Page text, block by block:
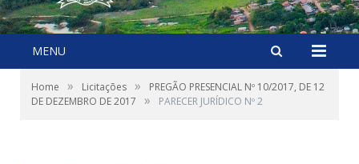
MENU
Home » Licitações »
PREGÃO PRESENCIAL Nº 10/2017, DE 12
DE DEZEMBRO DE 2017
» PARECER JURÍDICO Nº 2